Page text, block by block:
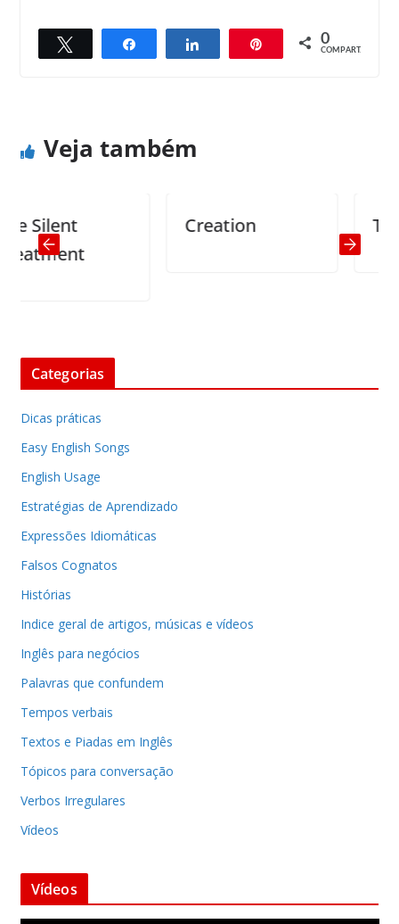
Compartilhar Compartilhar 0
COMPART.
← Previous
Next →
Veja também
Creation
Categorias
Dicas práticas
Easy English Songs
English Usage
Estratégias de Aprendizado
Expressões Idiomáticas
Falsos Cognatos
Histórias
Indice geral de artigos, músicas e vídeos
Inglês para negócios
Palavras que confundem
Tempos verbais
Textos e Piadas em Inglês
Tópicos para conversação
Verbos Irregulares
Vídeos
Vídeos